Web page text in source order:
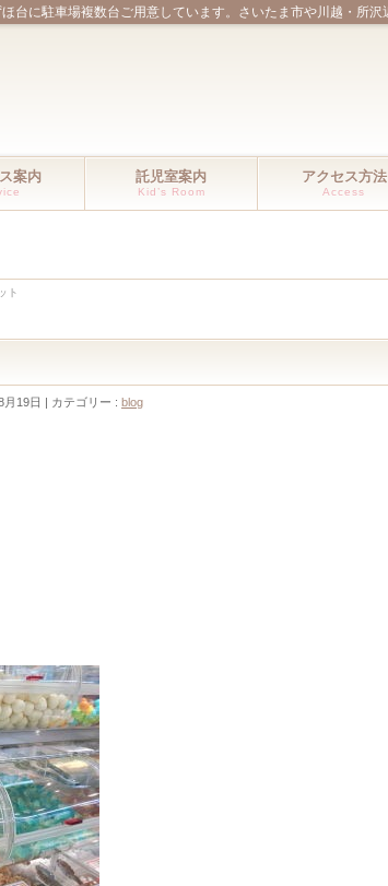
台に駐車場複数台ご用意しています。さいたま市や川越・所沢
案内 託児室案内
Kid’s Room
アクセス方法
Access
ト
月19日 カテゴリー : blog